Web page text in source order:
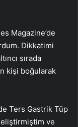
Magazine’de
Dikkatimi
sırada
kişi boğularak
Ters Gastrik Tüp
ve